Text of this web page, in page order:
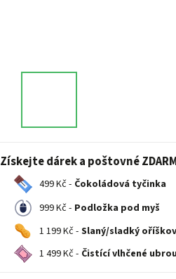
Získejte dárek a poštovné
499 Kč - Čokoládová tyčinka
999 Kč - Podložka pod myš
1 199 Kč - Slaný/sladký
1 499 Kč - Čistící vlhčené